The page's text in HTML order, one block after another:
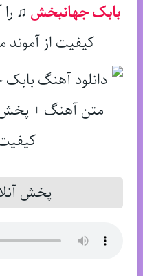
بابک جهانبخش ♫
کیفیت از آموند
پخش